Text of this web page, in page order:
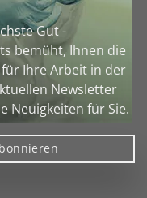
Gut -
bemüht, Ihnen die
Ihre Arbeit in der
Newsletter
Neuigkeiten für Sie.